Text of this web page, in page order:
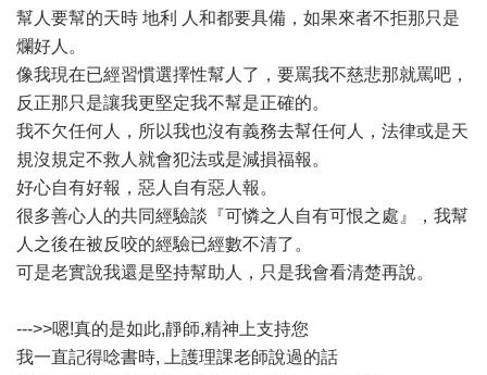
幫人要幫的天時 地利 人和都要具備，如果來者不拒那只是
爛好人。
像我現在已經習慣選擇性幫人了，要罵我不慈悲那就罵吧，
反正那只是讓我更堅定我不幫是正確的。
我不欠任何人，所以我也沒有義務去幫任何人，法律或是天
規沒規定不救人就會犯法或是減損福報。
好心自有好報，惡人自有惡人報。
很多善心人的共同經驗談『可憐之人自有可恨之處』，我幫
人之後在被反咬的經驗已經數不清了。
可是老實說我還是堅持幫助人，只是我會看清楚再說。
--->>嗯!真的是如此,靜師,精神上支持您
我一直記得唸書時, 上護理課老師說過的話